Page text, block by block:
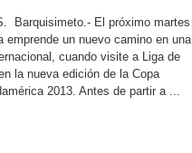
Barquisimeto.- El próximo martes
emprende un nuevo camino en una
cuando visite a Liga de
la nueva edición de la Copa
2013. Antes de partir a ...